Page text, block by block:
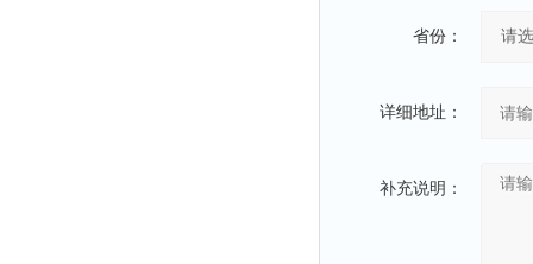
省份：
详细地址：
补充说明：